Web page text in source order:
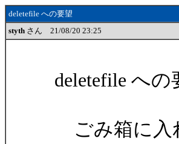
deletefile への要望
styth さん 21/08/20 23:25
deletefile への
ごみ箱に入